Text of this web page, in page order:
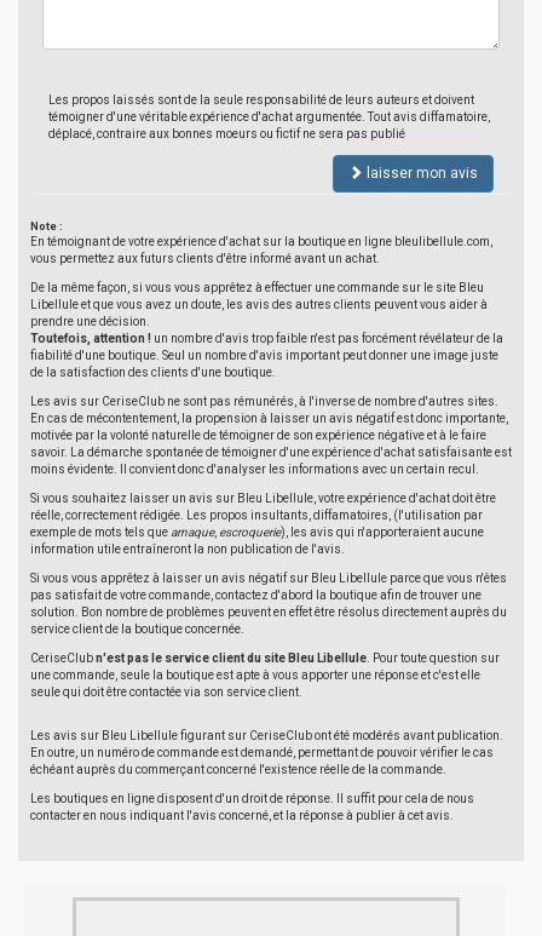
Les propos laissés sont de la seule responsabilité de leurs auteurs et doivent
témoigner d'une véritable expérience d'achat argumentée. Tout avis diffamatoire,
déplacé, contraire aux bonnes moeurs ou fictif ne sera pas publié
laisser mon avis
Note :
En témoignant de votre expérience d'achat sur la boutique en ligne bleulibellule.com,
vous permettez aux futurs clients d'être informé avant un achat.
De la même façon, si vous vous apprêtez à effectuer une commande sur le site Bleu
Libellule et que vous avez un doute, les avis des autres clients peuvent vous aider à
prendre une décision.
Toutefois, attention ! un nombre d'avis trop faible n'est pas forcément révélateur de la
fiabilité d'une boutique. Seul un nombre d'avis important peut donner une image juste
de la satisfaction des clients d'une boutique.
Les avis sur CeriseClub ne sont pas rémunérés, à l'inverse de nombre d'autres sites.
En cas de mécontentement, la propension à laisser un avis négatif est donc importante,
motivée par la volonté naturelle de témoigner de son expérience négative et à le faire
savoir. La démarche spontanée de témoigner d'une expérience d'achat satisfaisante est
moins évidente. Il convient donc d'analyser les informations avec un certain recul.
Si vous souhaitez laisser un avis sur Bleu Libellule, votre expérience d'achat doit être
réelle, correctement rédigée. Les propos insultants, diffamatoires, (l'utilisation par
exemple de mots tels que arnaque, escroquerie), les avis qui n'apporteraient aucune
information utile entraîneront la non publication de l'avis.
Si vous vous apprêtez à laisser un avis négatif sur Bleu Libellule parce que vous n'êtes
pas satisfait de votre commande, contactez d'abord la boutique afin de trouver une
solution. Bon nombre de problèmes peuvent en effet être résolus directement auprès du
service client de la boutique concernée.
CeriseClubn'est pas le service client du site Bleu Libellule . Pour toute question sur
une commande, seule la boutique est apte à vous apporter une réponse et c'est elle
seule qui doit être contactée via son service client.
Les avis sur Bleu Libellule figurant sur CeriseClub ont été modérés avant publication.
En outre, un numéro de commande est demandé, permettant de pouvoir vérifier le cas
échéant auprès du commerçant concerné l'existence réelle de la commande.
Les boutiques en ligne disposent d'un droit de réponse. Il suffit pour cela de nous
contacter en nous indiquant l'avis concerné, et la réponse à publier à cet avis.